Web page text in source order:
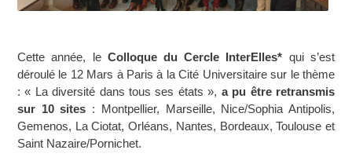
Cette année, le Colloque du Cercle InterElles* qui s’est
déroulé le 12 Mars à Paris à la Cité Universitaire sur le thème
: « La diversité dans tous ses états », a pu être retransmis
sur 10 sites : Montpellier, Marseille, Nice/Sophia Antipolis,
Gemenos, La Ciotat, Orléans, Nantes, Bordeaux, Toulouse et
Saint Nazaire/Pornichet.